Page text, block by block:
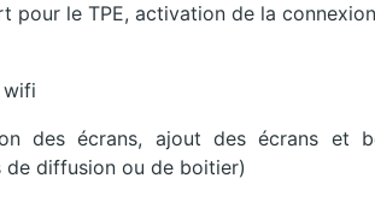
pour le TPE, activation de la
wifi
des écrans, ajout des écrans et
diffusion ou de boitier)